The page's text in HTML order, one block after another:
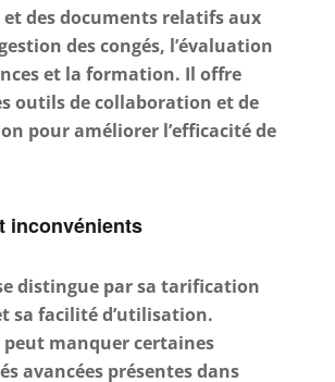
des documents relatifs aux
des congés, l’évaluation
et la formation. Il offre
outils de collaboration et de
pour améliorer l’efficacité de
inconvénients
distingue par sa tarification
sa facilité d’utilisation.
peut manquer certaines
avancées présentes dans